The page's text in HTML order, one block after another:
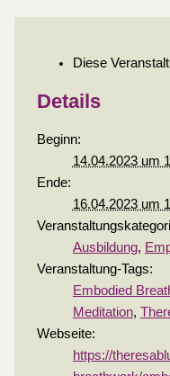
Diese
Details
Beginn:
14.04.2023 um
Ende:
16.04.2023 um
Ausbildung,
Veranstaltung-Tags:
Embodied
Meditation,
Webseite:
https://